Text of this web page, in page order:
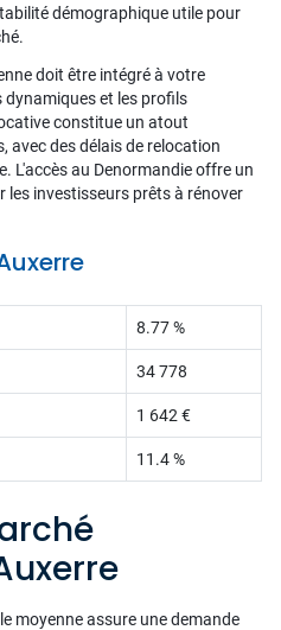
démographique utile pour
doit être intégré à votre
dynamiques et les profils
constitue un atout
avec des délais de relocation
L'accès au Denormandie offre un
les investisseurs prêts à rénover
8.77 %
34 778
1 642 €
11.4 %
moyenne assure une demande